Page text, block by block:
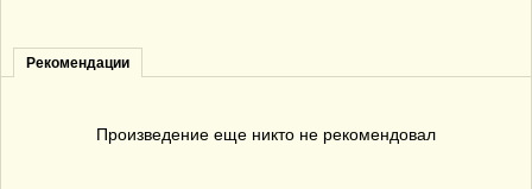
Рекомендации
Произведение еще никто не рекомендовал